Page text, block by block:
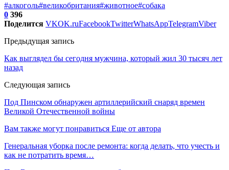
#алкоголь#великобритания#животное#собака
0 396
Поделится VKOK.ruFacebookTwitterWhatsAppTelegramViber
Предыдущая запись
Как выглядел бы сегодня мужчина, который жил 30 тысяч лет
назад
Следующая запись
Под Пинском обнаружен артиллерийский снаряд времен
Великой Отечественной войны
Вам также могут понравиться Еще от автора
Генеральная уборка после ремонта: когда делать, что учесть и
как не потратить время…